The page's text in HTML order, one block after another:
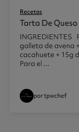
Recetas
Tarta De
INGREDIENTES
galleta de avena
cacahuete + 15g
Para el ...
por tpwchef